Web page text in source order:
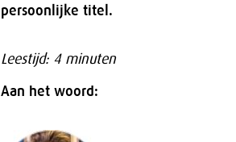
persoonlijke titel.
Leestijd: 4 minuten
Aan het woord: